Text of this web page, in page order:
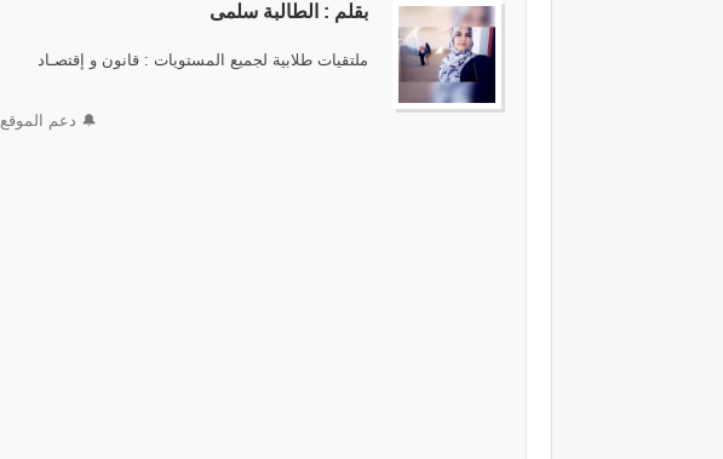
بقلم : الطالبة سلمى
ملتقيات طلابية لجميع المستويات : قانون و إقتصـاد
🔔 دعم الموقع